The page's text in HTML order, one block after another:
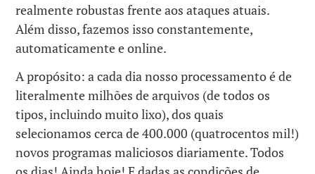
realmente robustas frente aos ataques atuais.
Além disso, fazemos isso constantemente,
automaticamente e online.
A propósito: a cada dia nosso processamento é de
literalmente milhões de arquivos (de todos os
tipos, incluindo muito lixo), dos quais
selecionamos cerca de 400.000 (quatrocentos mil!)
novos programas maliciosos diariamente. Todos